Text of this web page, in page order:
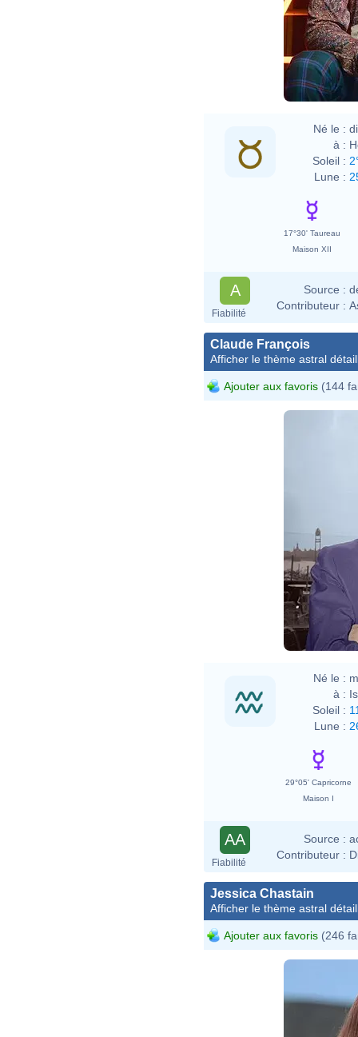
Né le :
à :
Soleil :
Lune :
17°30' Taureau
Maison XII
A
Fiabilité
Source :
Contributeur :
Claude François
Afficher le thème astral
Ajouter aux favoris (144
Né le :
à :
Soleil :
Lune :
29°05' Capricorne
Maison I
AA
Fiabilité
Source :
Contributeur :
Jessica Chastain
Afficher le thème astral
Ajouter aux favoris (246